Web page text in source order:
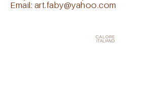
Email: art.faby@yahoo.com